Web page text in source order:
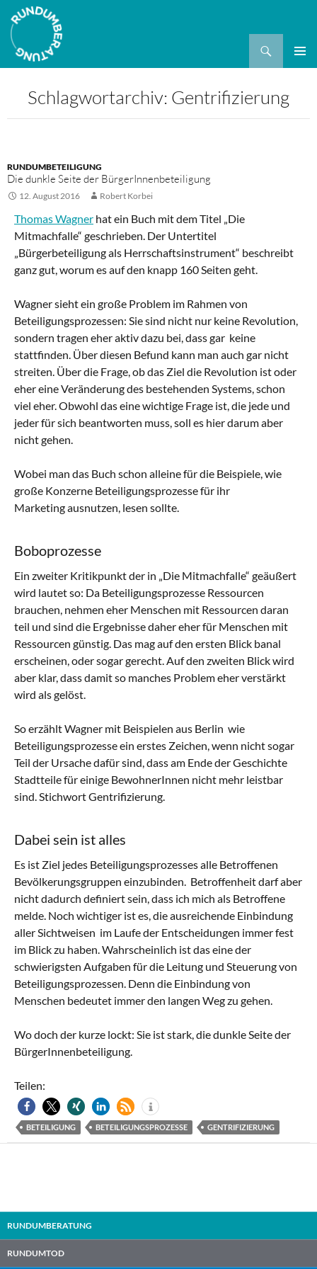
ZUM
SPRINGEN
Schlagwortarchiv: Gentrifizierung
RUNDUMBETEILIGUNG
Die dunkle Seite der BürgerInnenbeteiligung
12. August 2016 Robert Korbei
Thomas Wagner hat ein Buch mit dem Titel „Die
Mitmachfalle“ geschrieben. Der Untertitel
„Bürgerbeteiligung als Herrschaftsinstrument“ beschreibt
ganz gut, worum es auf den knapp 160 Seiten geht.
Wagner sieht ein große Problem im Rahmen von
Beteiligungsprozessen: Sie sind nicht nur keine Revolution,
sondern tragen eher aktiv dazu bei, dass gar keine
stattfinden. Über diesen Befund kann man auch gar nicht
streiten. Über die Frage, ob das Ziel die Revolution ist oder
eher eine Veränderung des bestehenden Systems, schon
viel eher. Obwohl das eine wichtige Frage ist, die jede und
jeder für sich beantworten muss, soll es hier darum aber
nicht gehen.
Wobei man das Buch schon alleine für die Beispiele, wie
große Konzerne Beteiligungsprozesse für ihr
Marketing ausnutzen, lesen sollte.
Boboprozesse
Ein zweiter Kritikpunkt der in „Die Mitmachfalle“ geäußert
wird lautet so: Da Beteiligungsprozesse Ressourcen
brauchen, nehmen eher Menschen mit Ressourcen daran
teil und sind die Ergebnisse daher eher für Menschen mit
Ressourcen günstig. Das mag auf den ersten Blick banal
erscheinen, oder sogar gerecht. Auf den zweiten Blick wird
aber klar, dass damit so manches Problem eher verstärkt
wird als gelöst.
So erzählt Wagner mit Beispielen aus Berlin wie
Beteiligungsprozesse ein erstes Zeichen, wenn nicht sogar
Teil der Ursache dafür sind, dass am Ende der Geschichte
Stadtteile für einige BewohnerInnen nicht mehr leistbar
sind. Stichwort Gentrifizierung.
Dabei sein ist alles
Es ist Ziel jedes Beteiligungsprozesses alle Betroffenen
Bevölkerungsgruppen einzubinden. Betroffenheit darf aber
nicht dadurch definiert sein, dass ich mich als Betroffene
melde. Noch wichtiger ist es, die ausreichende Einbindung
aller Sichtweisen im Laufe der Entscheidungen immer fest
im Blick zu haben. Wahrscheinlich ist das eine der
schwierigsten Aufgaben für die Leitung und Steuerung von
Beteiligungsprozessen. Denn die Einbindung von
Menschen bedeutet immer den langen Weg zu gehen.
Wo doch der kurze lockt: Sie ist stark, die dunkle Seite der
BürgerInnenbeteiligung.
Teilen:
BETEILIGUNG BETEILIGUNGSPROZESSE GENTRIFIZIERUNG
RUNDUMBERATUNG
RUNDUMTOD